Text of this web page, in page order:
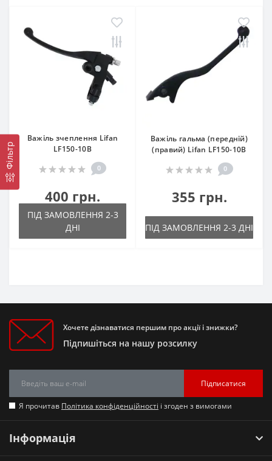
Фільтр
Важіль зчеплення Lifan
LF150-10B
0
400 грн.
ПІД ЗАМОВЛЕННЯ 2-3
ДНІ
Важіль гальма (передній)
(правий) Lifan LF150-10B
0
355 грн.
ПІД ЗАМОВЛЕННЯ 2-3 ДНІ
Хочете дізнаватися першим про акції і знижки?
Підпишіться на нашу розсилку
Підписатися
Я прочитав Політика конфіденційності і згоден з вимогами
Інформація